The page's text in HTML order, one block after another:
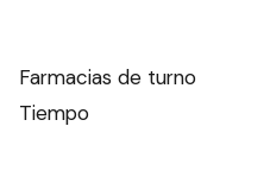
Farmacias de turno
Tiempo